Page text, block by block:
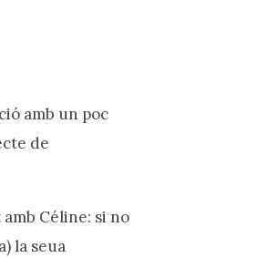
amb un poc
de
Céline: si no
la seua